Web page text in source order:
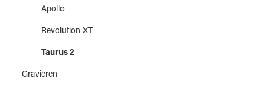
Apollo
Revolution XT
Taurus 2
Gravieren